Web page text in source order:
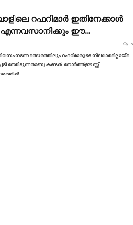
റഫറിമാർ ഇതിനേക്കാൾ
എന്നവസാനിക്കും ഈ…
0
നടന്ന മത്സരത്തിലും റഫറിമാരുടെ നിലവാരമില്ലായ്‌മ
നേരിടുന്നതാണു കണ്ടത്. നോർത്ത്ഈസ്റ്റ്